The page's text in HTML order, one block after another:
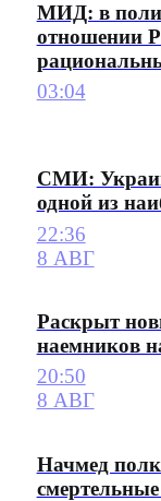
МИД: в
отношении
03:04
СМИ:
одной из
22:36
8 АВГ
Раскрыт
наемников
20:50
8 АВГ
Начмед